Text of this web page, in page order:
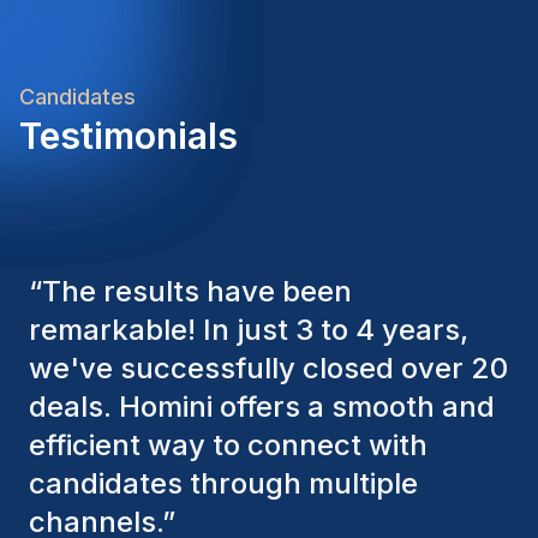
logistieke omgevingBen jij de witte raaf voor deze
functie? Dan bekijken we graag samen hoe we
jouw verwachtingen kunnen matchen met deze
Candidates
Testimonials
“The Homini consultants have
consistently considered various
factors to ensure they present the
best candidates. The individuals
we've hired are still with us, and
I’m truly pleased with the new
team members.